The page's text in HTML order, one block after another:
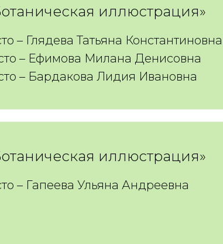
иллюстрация»
– Глядева Татьяна Константиновна
– Ефимова Милана Денисовна
– Бардакова Лидия Ивановна
иллюстрация»
– Гапеева Ульяна Андреевна